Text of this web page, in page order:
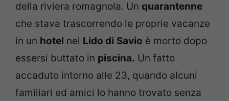
della riviera romagnola. Un quarantenne
che stava trascorrendo le proprie vacanze
in un hotel nel Lido di Savio è morto dopo
essersi buttato in piscina. Un fatto
accaduto intorno alle 23, quando alcuni
familiari ed amici lo hanno trovato senza